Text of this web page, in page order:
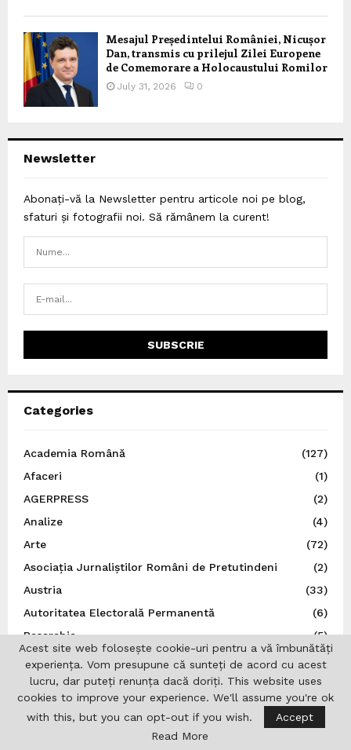
Mesajul Președintelui României, Nicușor
Dan, transmis cu prilejul Zilei Europene
de Comemorare a Holocaustului Romilor
July 31, 2026 0
Newsletter
Abonați-vă la Newsletter pentru articole noi pe blog,
sfaturi și fotografii noi. Să rămânem la curent!
Categories
Academia Română
(127)
Afaceri
(1)
AGERPRESS
(2)
Analize
(4)
Arte
(72)
Asociația Jurnaliștilor Români de Pretutindeni
(2)
Austria
(33)
Autoritatea Electorală Permanentă
(6)
Basarabia
(5)
Belgia
(7)
Benzi Desenate
(15)
Bruxelles
(10)
(3)
Acest site web folosește cookie-uri pentru a vă îmbunătăți
experiența. Vom presupune că sunteți de acord cu acest
lucru, dar puteți renunța dacă doriți. This website uses
cookies to improve your experience. We'll assume you're ok
with this, but you can opt-out if you wish.
Accept
Read More